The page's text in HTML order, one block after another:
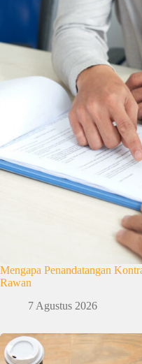
Mengapa Penandatangan
Rawan
7 Agustus 2026